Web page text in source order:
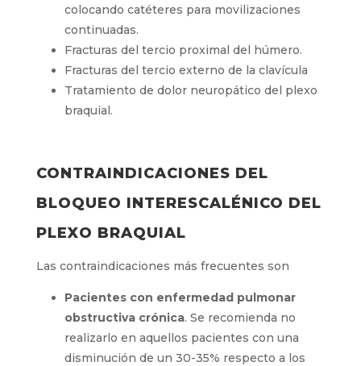
colocando catéteres para movilizaciones
continuadas.
Fracturas del tercio proximal del húmero.
Fracturas del tercio externo de la clavícula
Tratamiento de dolor neuropático del plexo
braquial.
CONTRAINDICACIONES DEL
BLOQUEO INTERESCALÉNICO DEL
PLEXO BRAQUIAL
Las contraindicaciones más frecuentes son
Pacientes con enfermedad pulmonar
obstructiva crónica. Se recomienda no
realizarlo en aquellos pacientes con una
disminución de un 30-35% respecto a los